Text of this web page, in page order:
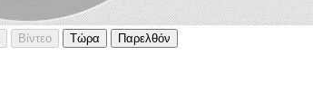
Βίντεο Τώρα Παρελθόν